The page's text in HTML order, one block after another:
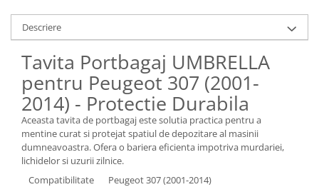
Descriere
Tavita Portbagaj UMBRELLA
pentru Peugeot 307 (2001-
2014) - Protectie Durabila
Aceasta tavita de portbagaj este solutia practica pentru a
mentine curat si protejat spatiul de depozitare al masinii
dumneavoastra. Ofera o bariera eficienta impotriva murdariei,
lichidelor si uzurii zilnice.
Compatibilitate
Peugeot 307 (2001-2014)